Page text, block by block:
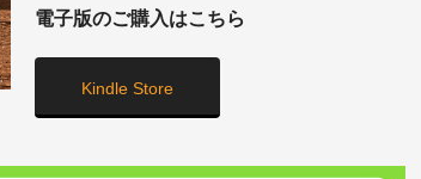
電子版のご購入はこちら
Kindle Store